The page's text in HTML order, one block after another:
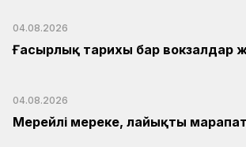
04.08.2026
Ғасырлық тарихы бар вокзалдар
04.08.2026
Мерейлі мереке, лайықты марапат